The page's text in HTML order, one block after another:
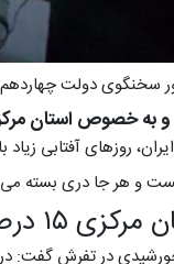
و به خصوص استان
روزهای آفتابی
هست و هر جا دری بسته
درصد است
و ۱۵ درصد در بخش خانگی است و این در حالی است که